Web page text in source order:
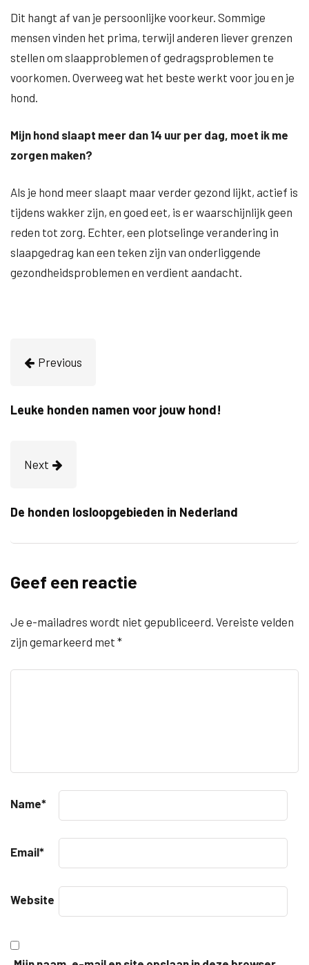
Dit hangt af van je persoonlijke voorkeur. Sommige
mensen vinden het prima, terwijl anderen liever grenzen
stellen om slaapproblemen of gedragsproblemen te
voorkomen. Overweeg wat het beste werkt voor jou en je
hond.
Mijn hond slaapt meer dan 14 uur per dag, moet ik me
zorgen maken?
Als je hond meer slaapt maar verder gezond lijkt, actief is
tijdens wakker zijn, en goed eet, is er waarschijnlijk geen
reden tot zorg. Echter, een plotselinge verandering in
slaapgedrag kan een teken zijn van onderliggende
gezondheidsproblemen en verdient aandacht.
Previous
Leuke honden namen voor jouw hond!
Next
De honden losloopgebieden in Nederland
Geef een reactie
Je e-mailadres wordt niet gepubliceerd. Vereiste velden
zijn gemarkeerd met *
Name*
Email*
Website